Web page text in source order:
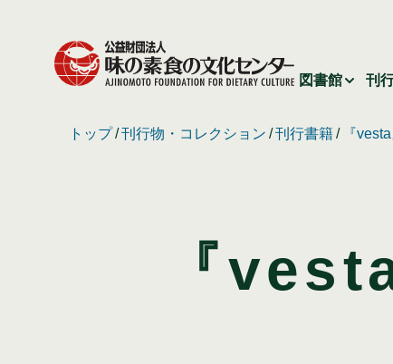
図書館 刊
トップ 刊行物・コレクション 刊行書籍 『
『